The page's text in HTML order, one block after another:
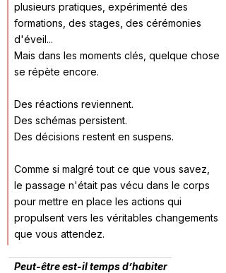
plusieurs pratiques, expérimenté des
formations, des stages, des cérémonies
d'éveil...
Mais dans les moments clés, quelque chose
se répète encore.
Des réactions reviennent.
Des schémas persistent.
Des décisions restent en suspens.
Comme si malgré tout ce que vous savez,
le passage n'était pas vécu dans le corps
pour mettre en place les actions qui
propulsent vers les véritables changements
que vous attendez.
Peut-être est-il temps d’habiter